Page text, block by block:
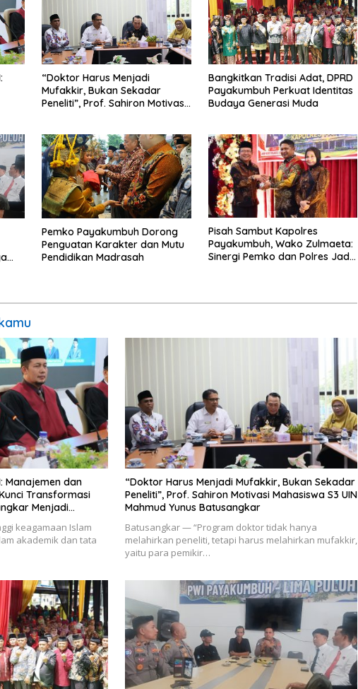
“Doktor Harus Menjadi
Mufakkir, Bukan Sekadar
Peneliti”, Prof. Sahiron Motivasi
Bangkitkan Tradisi Adat, DPRD
Payakumbuh Perkuat Identitas
Budaya Generasi Muda
Pemko Payakumbuh Dorong
Penguatan Karakter dan Mutu
Pendidikan Madrasah
Pisah Sambut Kapolres
Payakumbuh, Wako Zulmaeta:
Sinergi Pemko dan Polres Jadi
Manajemen dan
Transformasi
Menjadi
keagamaan Islam
akademik dan tata
“Doktor Harus Menjadi Mufakkir, Bukan Sekadar
Peneliti”, Prof. Sahiron Motivasi Mahasiswa S3 UIN
Mahmud Yunus Batusangkar
Batusangkar — “Program doktor tidak hanya
melahirkan peneliti, tetapi harus melahirkan mufakkir,
yaitu para pemikir…